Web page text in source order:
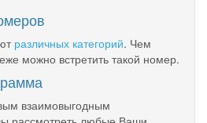
различных категорий. Чем
можно встретить такой номер.
взаимовыгодным